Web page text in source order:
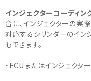
インジェクターコーディン
合に、インジェクターの実
対応するシリンダーのイン
もできます。
・ECUまたはインジェクタ